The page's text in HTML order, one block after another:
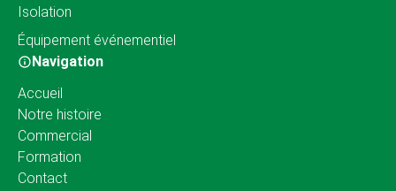
Isolation
Équipement événementiel
Navigation
Accueil
Notre histoire
Commercial
Formation
Contact